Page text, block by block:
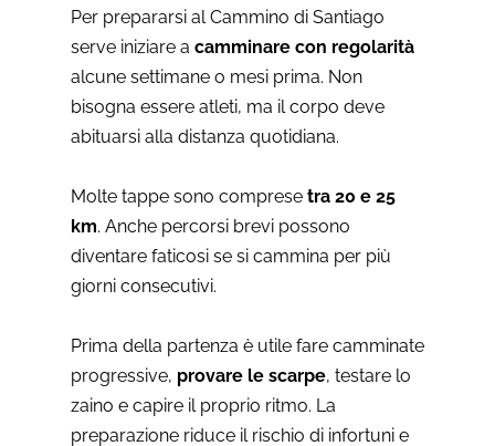
Per prepararsi al Cammino di Santiago
serve iniziare a camminare con regolarità
alcune settimane o mesi prima. Non
bisogna essere atleti, ma il corpo deve
abituarsi alla distanza quotidiana.
Molte tappe sono comprese tra 20 e 25
km. Anche percorsi brevi possono
diventare faticosi se si cammina per più
giorni consecutivi.
Prima della partenza è utile fare camminate
progressive, provare le scarpe, testare lo
zaino e capire il proprio ritmo. La
preparazione riduce il rischio di infortuni e